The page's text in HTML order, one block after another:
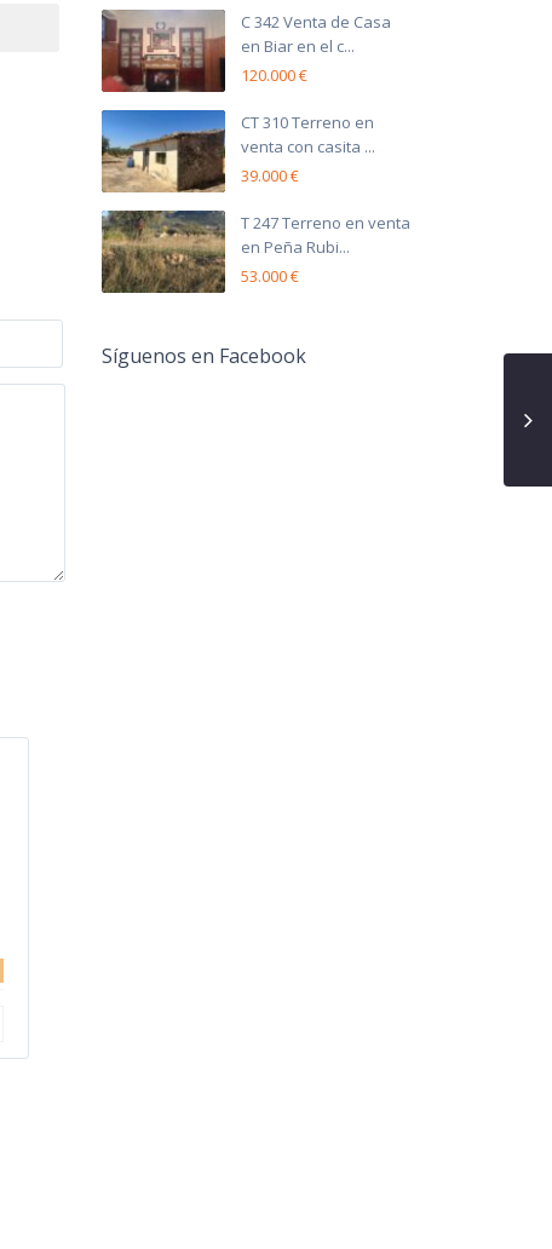
C 342 Venta de Casa
en Biar en el c...
120.000 €
CT 310 Terreno en
venta con casita ...
39.000 €
T 247 Terreno en venta
en Peña Rubi...
53.000 €
Síguenos en Facebook